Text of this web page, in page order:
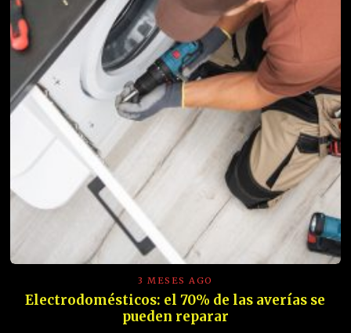
3 MESES AGO
Electrodomésticos: el 70% de las averías se
pueden reparar